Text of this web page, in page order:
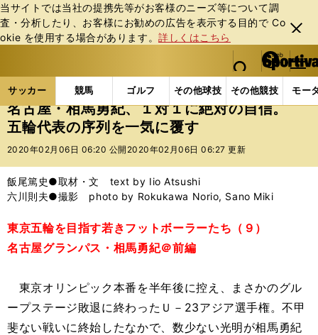
当サイトでは当社の提携先等がお客様のニーズ等について調
査・分析したり、お客様にお勧めの広告を表⽰する⽬的で Co
okie を使⽤する場合があります。詳しくはこちら
閉じ
る
web Sportiva (webスポルティーバ)
検索
マイペ
ー
ジ
メニュ
サッカー 競馬 ゴルフ その他球技 その他競技 モー
ス
ポ
ル
バ
サッカーの記事一覧 サッカー代表 日本代表 名
名古屋・相馬勇紀、１対１に絶対の自信。
五輪代表の序列を一気に覆す
2020年02月06日 06:20 公開 2020年02月06日 06:27 更新
飯尾篤史●取材・文 text by Iio Atsushi
六川則夫●撮影 photo by Rokukawa Norio, Sano Miki
東京五輪を目指す若きフットボーラーたち（９）
名古屋グランパス・相馬勇紀＠前編
東京オリンピック本番を半年後に控え、まさかのグル
ープステージ敗退に終わったＵ－23アジア選手権。不甲
斐ない戦いに終始したなかで、数少ない光明が相馬勇紀